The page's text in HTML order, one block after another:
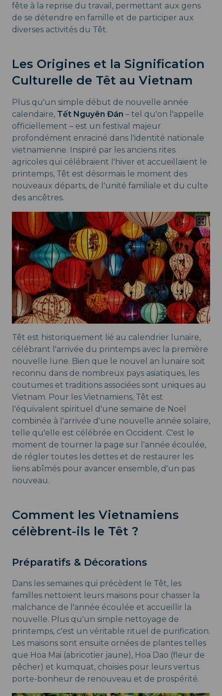
fête à la reprise du travail, permettant aux gens
de se détendre en famille et de participer aux
diverses activités du Têt.
Les Origines et la Signification
Culturelle de Têt au Vietnam
Plus qu'un simple début de nouvelle année
calendaire, Tết Nguyên Đán – tel qu'on l'appelle
officiellement – est un festival majeur
profondément enraciné dans l'identité nationale
vietnamienne. Inspiré par les anciens rites
agricoles qui célébraient l'hiver et accueillaient le
printemps, Têt est désormais le moment des
nouveaux départs, de l'unité familiale et du culte
des ancêtres.
Têt est historiquement lié au calendrier lunaire,
célébrant l'arrivée du printemps avec la première
nouvelle lune. Bien que le nouvel an lunaire soit
reconnu dans de nombreux pays asiatiques, les
coutumes et traditions associées sont uniques au
Vietnam. Pour les Vietnamiens, Têt est
l'équivalent spirituel d'une semaine de Noël
combinée à l'arrivée d'une nouvelle année solaire,
telle qu'elle est célébrée en Occident. C'est le
moment de tourner la page sur l'année écoulée,
de régler toutes les dettes et de restaurer les
liens abîmés pour avancer ensemble, d'un pas
nouveau.
Comment les Vietnamiens
célèbrent-ils le Têt ?
Préparatifs & Décorations
Dans les semaines qui précèdent le Têt, les
familles nettoient leurs maisons pour chasser la
malchance de l'année écoulée et accueillir la
nouvelle. Plus qu'un simple nettoyage de
printemps, c'est un véritable rituel de purification.
Les maisons sont ensuite ornées de plantes telles
que Hoa Mai (abricotier jaune), Hoa Dao (fleur de
pêcher) et kumquat, choisies pour leurs vertus
porte-bonheur de renouveau et de prospérité.